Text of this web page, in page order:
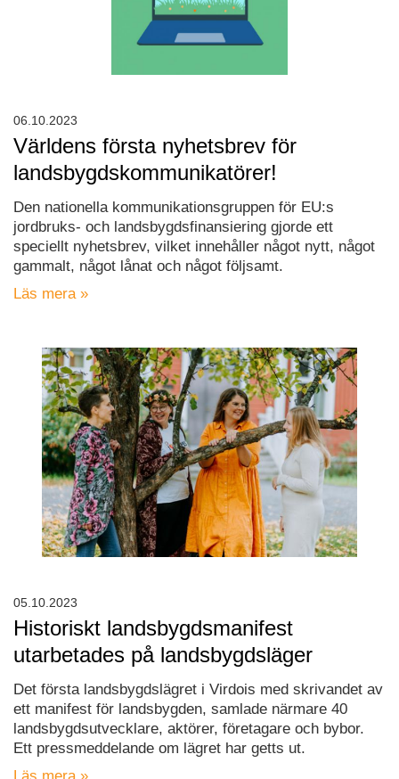
Världens första nyhetsbrev för
landsbygdskommunikatörer!
Den nationella kommunikationsgruppen för EU:s
jordbruks- och landsbygdsfinansiering gjorde ett
speciellt nyhetsbrev, vilket innehåller något nytt, något
gammalt, något lånat och något följsamt.
Läs mera »
06.10.2023
Historiskt landsbygdsmanifest
utarbetades på landsbygdsläger
Det första landsbygdslägret i Virdois med skrivandet av
ett manifest för landsbygden, samlade närmare 40
landsbygdsutvecklare, aktörer, företagare och bybor.
Ett pressmeddelande om lägret har getts ut.
05.10.2023